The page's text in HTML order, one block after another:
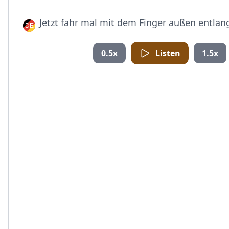
Jetzt fahr mal mit dem Finger außen
0.5x Listen 1.5x